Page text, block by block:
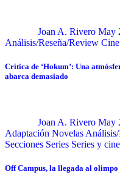
Joan A. Rivero May
Análisis/Reseña/Review Cine
Crítica de ‘Hokum’: Una
abarca demasiado
Joan A. Rivero May
Adaptación Novelas
Secciones Series Series y cine
Off Campus, la llegada al olimpo